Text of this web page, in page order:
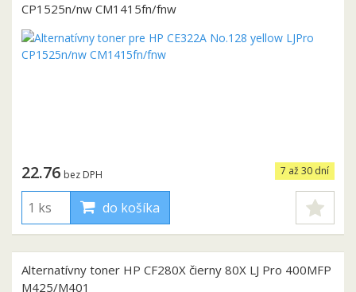
CP1525n/nw CM1415fn/fnw
7 až 30 dní
22.76 bez DPH
do košíka
Alternatívny toner HP CF280X čierny 80X LJ Pro 400MFP
M425/M401